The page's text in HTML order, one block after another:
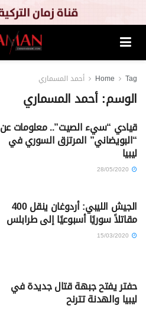
Home Tag أحمد المسماري
الوسم:أحمد المسماري
قيادي “سيء الصيت”.. معلومات عن
“البويضاني” المرتزق السوري في
ليبيا
الجيش الليبي: أردوغان ينقل 400
مقاتلاً سوريًا أسبوعيًا إلى طرابلس
حفتر يفتح جبهة قتال جديدة في
ليبيا والهدنة تترنح